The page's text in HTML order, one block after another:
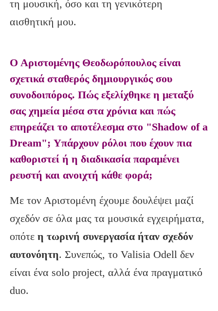
τη μουσική, όσο και τη γενικότερη
αισθητική μου.
Ο Αριστομένης Θεοδωρόπουλος είναι
σχετικά σταθερός δημιουργικός σου
συνοδοιπόρος. Πώς εξελίχθηκε η μεταξύ
σας χημεία μέσα στα χρόνια και πώς
επηρεάζει το αποτέλεσμα στο "Shadow of a
Dream"; Υπάρχουν ρόλοι που έχουν πια
καθοριστεί ή η διαδικασία παραμένει
ρευστή και ανοιχτή κάθε φορά;
Με τον Αριστομένη έχουμε δουλέψει μαζί
σχεδόν σε όλα μας τα μουσικά εγχειρήματα,
οπότε η τωρινή συνεργασία ήταν σχεδόν
αυτονόητη. Συνεπώς, το Valisia Odell δεν
είναι ένα solo project, αλλά ένα πραγματικό
duo.